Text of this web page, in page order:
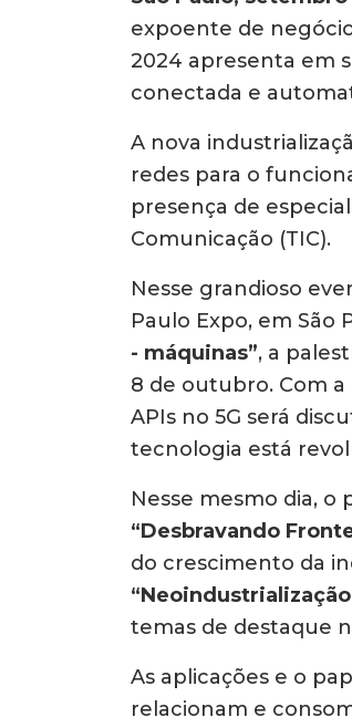
expoente de
2024 apresenta em
conectada e
A nova
redes para o
presença de
Comunicação (TIC).
Nesse grandioso
Paulo Expo, em São
- máquinas”, a
8 de outubro. Com a
APIs no 5G será
tecnologia está
Nesse mesmo dia,
“Desbravando
do crescimento da
temas de destaque
As aplicações e o
relacionam e